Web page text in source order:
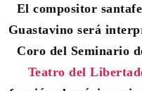
El compositor
Guastavino será
Coro del Seminario
Teatro del